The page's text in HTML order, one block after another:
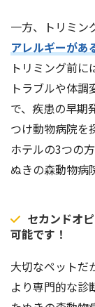
一方、トリミン
アレルギーがあ
トリミング前
トラブルや体
で、疾患の早期
つけ動物病院を
ホテルの3つの
ぬきの森動物病
セカンドオ
可能です！
大切なペットだ
より専門的な診